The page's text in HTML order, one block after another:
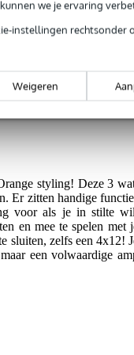
we je ervaring
instellingen rechtsonder
Weigeren
styling! Deze 3
Er zitten handige
voor als je in stilte
en mee te spelen met
sluiten, zelfs een 4x12!
een volwaardige